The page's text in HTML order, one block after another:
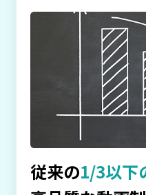
従来の1/3以下